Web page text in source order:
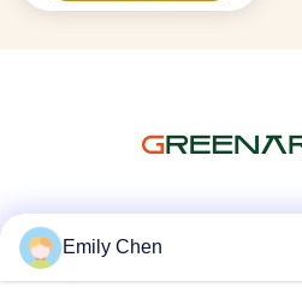
Emily Chen